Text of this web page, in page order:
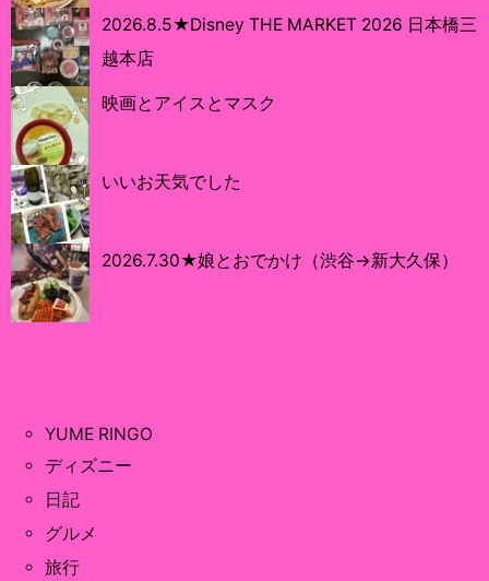
2026.8.5★Disney THE MARKET 2026 日本橋三
越本店
映画とアイスとマスク
いいお天気でした
2026.7.30★娘とおでかけ（渋谷→新大久保）
YUME RINGO
ディズニー
日記
グルメ
旅行